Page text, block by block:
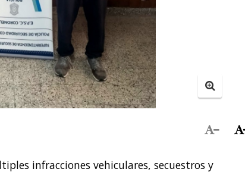
infracciones vehiculares, secuestros y